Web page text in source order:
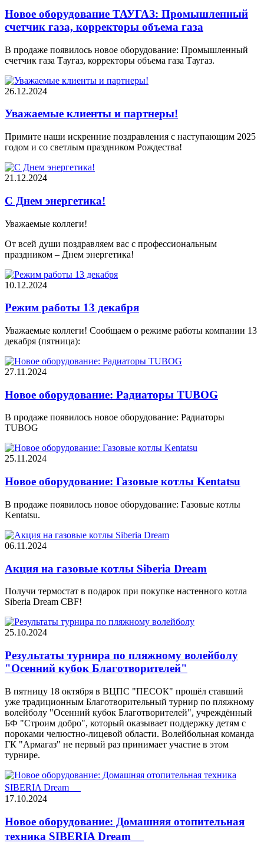
Новое оборудование ТАУГАЗ: Промышленный
счетчик газа, корректоры объема газа
В продаже появилось новое оборудование: Промышленный
счетчик газа Таугаз, корректоры объема газа Таугаз.
26.12.2024
Уважаемые клиенты и партнеры!
Примите наши искренние поздравления с наступающим 2025
годом и со светлым праздником Рождества!
21.12.2024
С Днем энергетика!
Уважаемые коллеги!
От всей души поздравляем вас с профессиональным
праздником – Днем энергетика!
10.12.2024
Режим работы 13 декабря
Уважаемые коллеги! Сообщаем о режиме работы компании 13
декабря (пятница):
27.11.2024
Новое оборудование: Радиаторы TUBOG
В продаже появилось новое оборудование: Радиаторы
TUBOG
25.11.2024
Новое оборудование: Газовые котлы Kentatsu
В продаже появилось новое оборудование: Газовые котлы
Kentatsu.
06.11.2024
Акция на газовые котлы Siberia Dream
Получи термостат в подарок при покупке настенного котла
Siberia Dream CBF!
25.10.2024
Результаты турнира по пляжному волейболу
"Осенний кубок Благотворителей"
В пятницу 18 октября в ВЦПС "ПЕСОК" прошёл ставший
уже традиционным Благотворительный турнир по пляжному
волейболу "Осенний кубок Благотворителей", учреждённый
БФ "Строим добро", который оказывает поддержку детям с
пороками челюстно-лицевой области. Волейбольная команда
ГК "Армагаз" не первый раз принимает участие в этом
турнире.
17.10.2024
Новое оборудование: Домашняя отопительная
техника SIBERIA Dream